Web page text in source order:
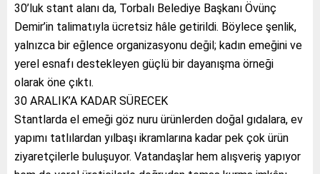
30’luk stant alanı da, Torbalı Belediye Başkanı Övünç
Demir’in talimatıyla ücretsiz hâle getirildi. Böylece şenlik,
yalnızca bir eğlence organizasyonu değil; kadın emeğini ve
yerel esnafı destekleyen güçlü bir dayanışma örneği
olarak öne çıktı.
30 ARALIK’A KADAR SÜRECEK
Stantlarda el emeği göz nuru ürünlerden doğal gıdalara, ev
yapımı tatlılardan yılbaşı ikramlarına kadar pek çok ürün
ziyaretçilerle buluşuyor. Vatandaşlar hem alışveriş yapıyor